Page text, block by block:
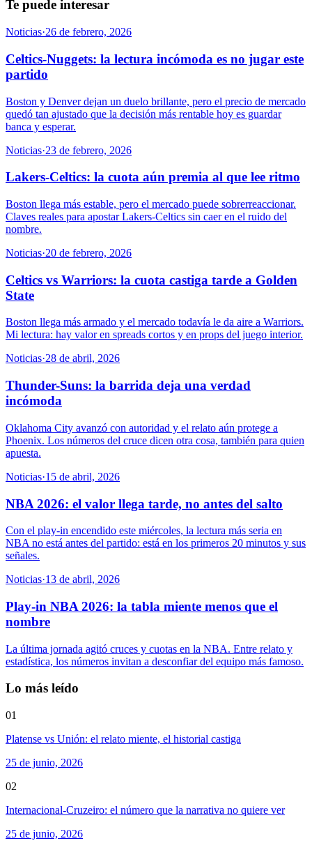
Te puede interesar
Noticias·26 de febrero, 2026
Celtics-Nuggets: la lectura incómoda es no jugar este
partido
Boston y Denver dejan un duelo brillante, pero el precio de mercado
quedó tan ajustado que la decisión más rentable hoy es guardar
banca y esperar.
Noticias·23 de febrero, 2026
Lakers-Celtics: la cuota aún premia al que lee ritmo
Boston llega más estable, pero el mercado puede sobrerreaccionar.
Claves reales para apostar Lakers-Celtics sin caer en el ruido del
nombre.
Noticias·20 de febrero, 2026
Celtics vs Warriors: la cuota castiga tarde a Golden
State
Boston llega más armado y el mercado todavía le da aire a Warriors.
Mi lectura: hay valor en spreads cortos y en props del juego interior.
Noticias·28 de abril, 2026
Thunder-Suns: la barrida deja una verdad
incómoda
Oklahoma City avanzó con autoridad y el relato aún protege a
Phoenix. Los números del cruce dicen otra cosa, también para quien
apuesta.
Noticias·15 de abril, 2026
NBA 2026: el valor llega tarde, no antes del salto
Con el play-in encendido este miércoles, la lectura más seria en
NBA no está antes del partido: está en los primeros 20 minutos y sus
señales.
Noticias·13 de abril, 2026
Play-in NBA 2026: la tabla miente menos que el
nombre
La última jornada agitó cruces y cuotas en la NBA. Entre relato y
estadística, los números invitan a desconfiar del equipo más famoso.
Lo más leído
01
Platense vs Unión: el relato miente, el historial castiga
25 de junio, 2026
02
Internacional-Cruzeiro: el número que la narrativa no quiere ver
25 de junio, 2026